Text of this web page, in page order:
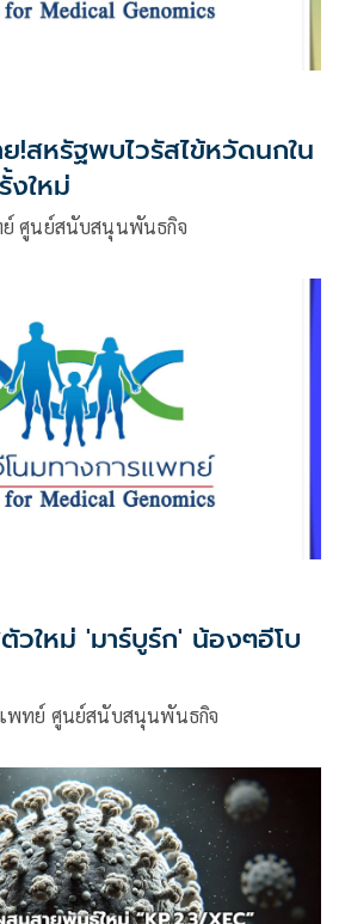
หรัฐพบไวรัสไข้หวัดนกใน
งใหม่
ศูนย์สนับสนุนพันธกิจ
วใหม่ 'มาร์บูร์ก' น้องๆอีโบ
พทย์ ศูนย์สนับสนุนพันธกิจ